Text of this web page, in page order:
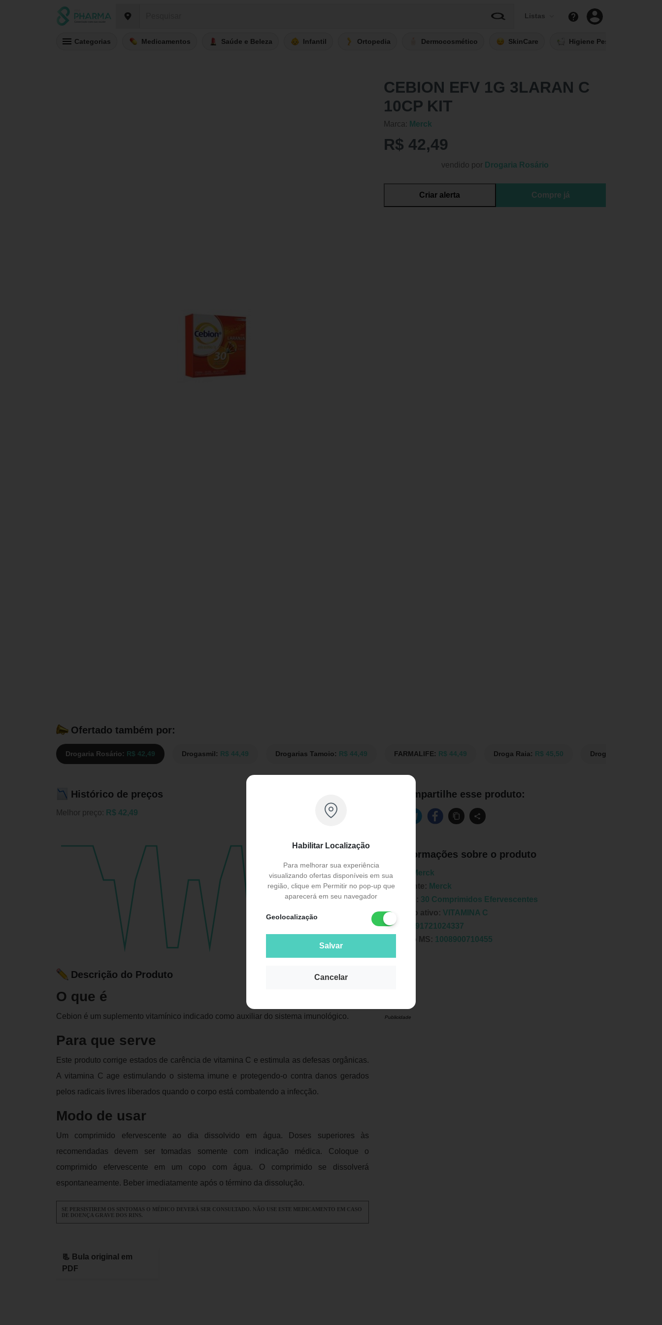
Listas
Categorias Medicamentos Saúde e Beleza Infantil Ortopedia Dermocosmético SkinCare Higiene Pessoal
Habilitar Localização
Para melhorar sua experiência
visualizando ofertas disponíveis em sua
região, clique em Permitir no pop-up que
aparecerá em seu navegador
Geolocalização
Salvar
Cancelar
CEBION EFV 1G 3LARAN C
10CP KIT
Marca: Merck
R$ 42,49
vendido por Drogaria Rosário
Criar alerta Compre já
Ofertado também por:
Drogaria Rosário: R$ 42,49 Drogasmil: R$ 44,49 Drogarias Tamoio: R$ 44,49 FARMALIFE: R$ 44,49 Droga Raia: R$ 45,50 Drogasil:
Histórico de preços
Melhor preço: R$ 42,49
Descrição do Produto
O que é
Cebion é um suplemento vitamínico indicado como auxiliar do sistema imunológico.
Para que serve
Este produto corrige estados de carência de vitamina C e estimula as defesas orgânicas.
A vitamina C age estimulando o sistema imune e protegendo-o contra danos gerados
pelos radicais livres liberados quando o corpo está combatendo a infecção.
Modo de usar
Um comprimido efervescente ao dia dissolvido em água. Doses superiores às
recomendadas devem ser tomadas somente com indicação médica. Coloque o
comprimido efervescente em um copo com água. O comprimido se dissolverá
espontaneamente. Beber imediatamente após o término da dissolução.
SE PERSISTIREM OS SINTOMAS O MÉDICO DEVERÁ SER CONSULTADO. NÃO USE ESTE MEDICAMENTO EM CASO
DE DOENÇA GRAVE DOS RINS.
📃 Bula original em
PDF
Compartilhe esse produto:
Informações sobre o produto
Marca:
Merck
Fabricante: Merck
Unidade: 30 Comprimidos Efervescentes
Principio ativo: VITAMINA C
EAN:
7891721024337
Registro MS: 1008900710455
Publicidade